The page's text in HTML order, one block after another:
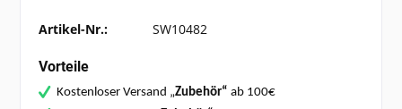
Artikel-Nr.: SW10482
Vorteile
Kostenloser Versand „Zubehör“ ab 100€